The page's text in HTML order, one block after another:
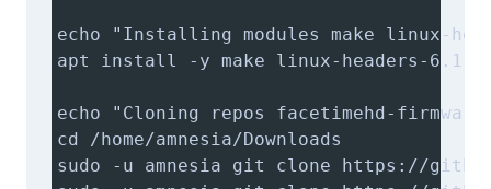
echo "Installing modules make linux-
apt install -y make linux-headers-
echo "Cloning repos facetimehd-firmware
cd /home/amnesia/Downloads
sudo -u amnesia git clone https://